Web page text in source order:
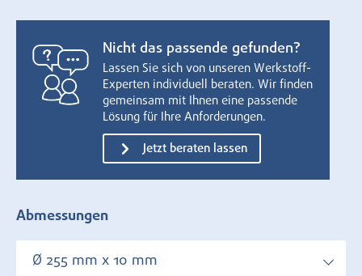
Nicht das passende gefunden?
Lassen Sie sich von unseren Werkstoff-
Experten individuell beraten. Wir finden
gemeinsam mit Ihnen eine passende
Lösung für Ihre Anforderungen.
Jetzt beraten lassen
Abmessungen
Ø 255 mm x 10 mm